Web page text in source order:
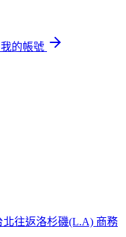
我的帳號
北往返洛杉磯(L.A) 商務